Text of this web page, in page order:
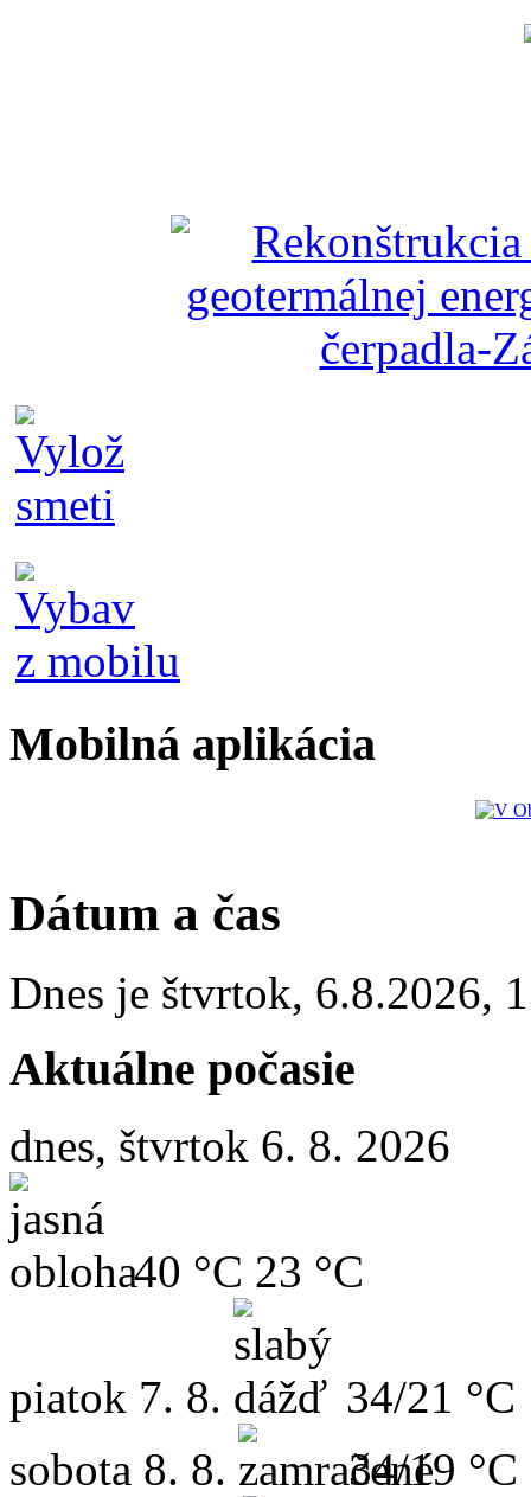
Mobilná aplikácia
Dátum a čas
Dnes je štvrtok, 6.8.2026,
Aktuálne počasie
dnes, štvrtok 6. 8. 2026
40 °C 23 °C
piatok 7. 8.
34/21 °C
sobota 8. 8. 34/19 °C